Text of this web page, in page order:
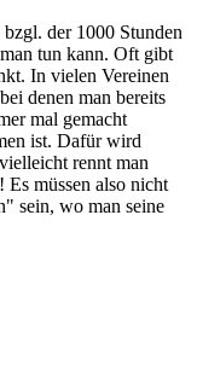
der 1000 Stunden
tun kann. Oft gibt
In vielen Vereinen
denen man bereits
mal gemacht
ist. Dafür wird
rennt man
müssen also nicht
sein, wo man seine